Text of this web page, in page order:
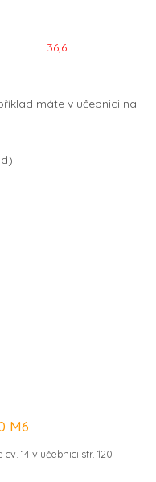
máte v učebnici na
M6
14 v učebnici str. 120